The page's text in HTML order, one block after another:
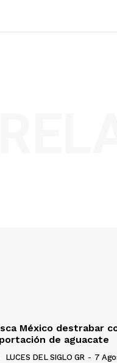
México destrabar
de aguacate
LUCES DEL SIGLO GR - 7